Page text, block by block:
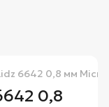
6642 0,8 мм
0,8